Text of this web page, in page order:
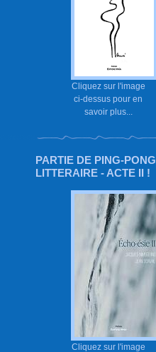
Cliquez sur l'image
ci-dessus pour en
savoir plus...
PARTIE DE PING-PONG
LITTERAIRE - ACTE II !
Cliquez sur l'image